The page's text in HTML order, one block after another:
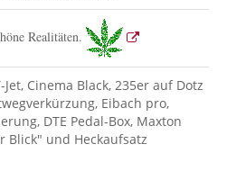
Realitäten.
Cinema Black, 235er auf Dotz
Eibach pro,
DTE Pedal-Box, Maxton
Blick" und Heckaufsatz